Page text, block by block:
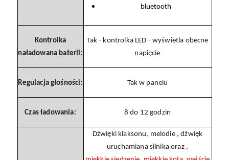
bluetooth
Kontrolka
naładowana baterii:
Tak - kontrolka LED - wyświetla obecne
napięcie
Regulacja głośności: Tak w panelu
Czas ładowania: 8 do 12 godzin
Dźwięki klaksonu, melodie , dźwięk
uruchamiana silnika oraz ,